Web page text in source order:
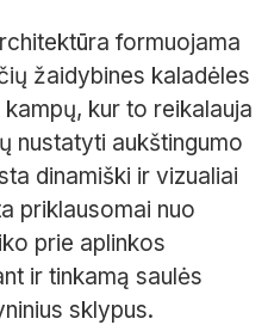
formuojama
žaidybines kaladėles
kur to reikalauja
nustatyti aukštingumo
dinamiški ir vizualiai
priklausomai nuo
prie aplinkos
ir tinkamą saulės
sklypus.